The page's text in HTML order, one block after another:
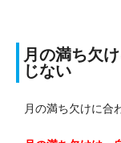
月の満ち欠
じない
月の満ち欠けに合